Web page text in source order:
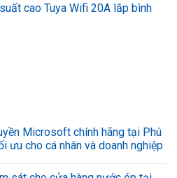
cao Tuya Wifi 20A lắp bình
Microsoft chính hãng tại Phú
ưu cho cá nhân và doanh nghiệp